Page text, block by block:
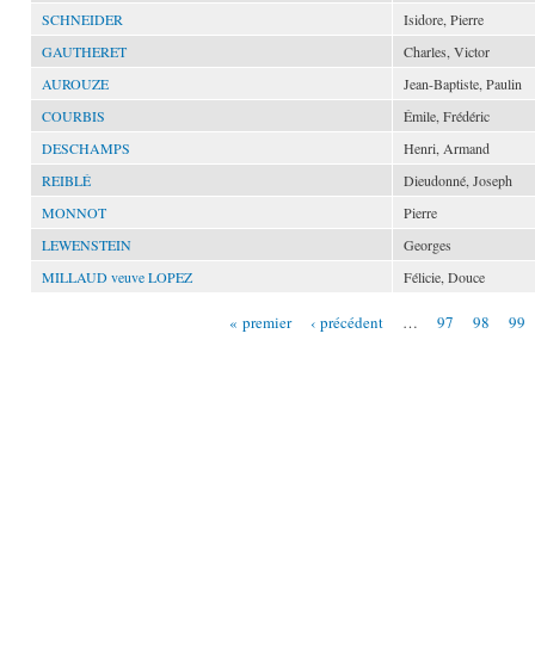
SCHNEIDER
Isidore, Pierre
GAUTHERET
Charles, Victor
AUROUZE
Jean-Baptiste, Paulin
COURBIS
Émile, Frédéric
DESCHAMPS
Henri, Armand
REIBLÉ
Dieudonné, Joseph
MONNOT
Pierre
LEWENSTEIN
Georges
MILLAUD veuve LOPEZ
Félicie, Douce
« premier ‹ précédent … 97 98 99